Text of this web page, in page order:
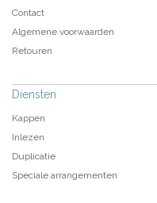
Contact
Algemene voorwaarden
Retouren
Diensten
Kappen
Inlezen
Duplicatie
Speciale arrangementen